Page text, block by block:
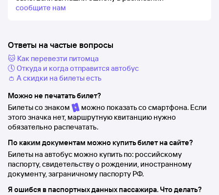
сообщите нам
Ответы на частые вопросы
🐱 Как перевезти питомца
🕔 Откуда и когда отправится автобус
👛 А скидки на билеты есть
Можно не печатать билет?
Билеты со знаком
можно показать со смартфона. Если
этого значка нет, маршрутную квитанцию нужно
обязательно распечатать.
По каким документам можно купить билет на сайте?
Билеты на автобус можно купить по: российскому
паспорту, свидетельству о рождении, иностранному
документу, заграничному паспорту РФ.
Я ошибся в паспортных данных пассажира. Что делать?